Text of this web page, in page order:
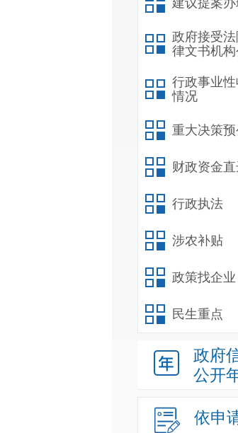
建议提案办
政府接受
律文书机
行政事业性
情况
重大决策
财政资金
行政执法
涉农补贴
政策找企业
民生重点
政府
公开
依申